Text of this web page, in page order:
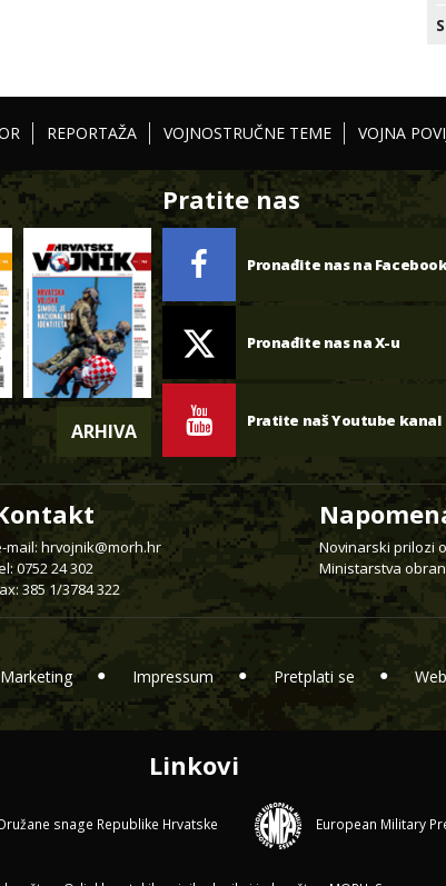
REPORTAŽA VOJNOSTRUČNE TEME VOJNA
ARHIVA
Pratite nas
Pronađite nas na
Pronađite nas na X-u
Pratite naš Youtube kanal
mail: hrvojnik@morh.hr
0752 24 302
385 1/3784 322
Novinarski prilozi
Ministarstva
Marketing Impressum Pretplati se
Linkovi
snage Republike Hrvatske European Military